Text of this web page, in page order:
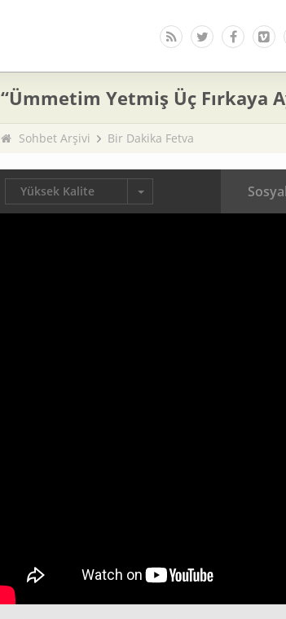
“Ümmetim Yetmiş Üç Fırkaya
Sohbet Arşivi Bir Dakika Fetva
Yüksek Kalite